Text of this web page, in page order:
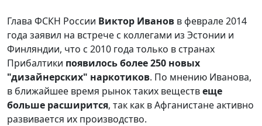
Глава ФСКН России Виктор Иванов в феврале 2014
года заявил на встрече с коллегами из Эстонии и
Финляндии, что с 2010 года только в странах
Прибалтики появилось более 250 новых
"дизайнерских" наркотиков. По мнению Иванова,
в ближайшее время рынок таких веществеще
больше расширится, так как в Афганистане активно
развивается их производство.